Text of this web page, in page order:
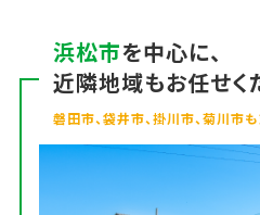
浜松市を中心に、
近隣地域もお任せく
磐田市、袋井市、掛川市、菊川市